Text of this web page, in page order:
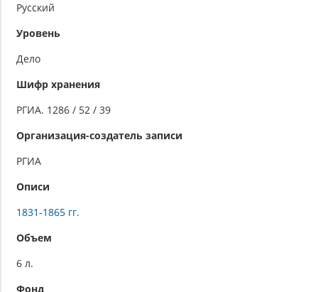
Русский
Уровень
Дело
Шифр хранения
РГИА. 1286 / 52 / 39
Организация-создатель записи
РГИА
Описи
1831-1865 гг.
Объем
6 л.
Фонд